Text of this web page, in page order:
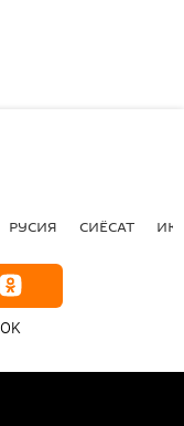
РУСИЯ СИЁСАТ
OK